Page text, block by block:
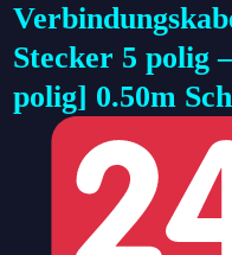
Stecker 5 polig
polig] 0.50m